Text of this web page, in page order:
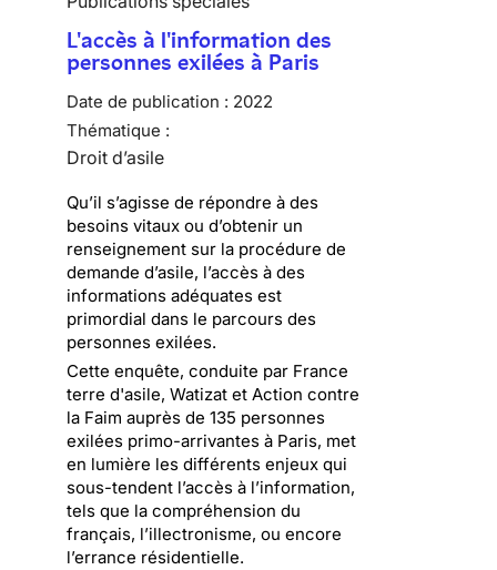
L'accès à l'information des
personnes exilées à Paris
Date de publication : 2022
Thématique :
Droit d’asile
Qu’il s’agisse de répondre à des
besoins vitaux ou d’obtenir un
renseignement sur la procédure de
demande d’asile, l’accès à des
informations adéquates est
primordial dans le parcours des
personnes exilées.
Cette enquête, conduite par France
terre d'asile, Watizat et Action contre
la Faim auprès de 135 personnes
exilées primo-arrivantes à Paris, met
en lumière les différents enjeux qui
sous-tendent l’accès à l’information,
tels que la compréhension du
français, l’illectronisme, ou encore
l’errance résidentielle.